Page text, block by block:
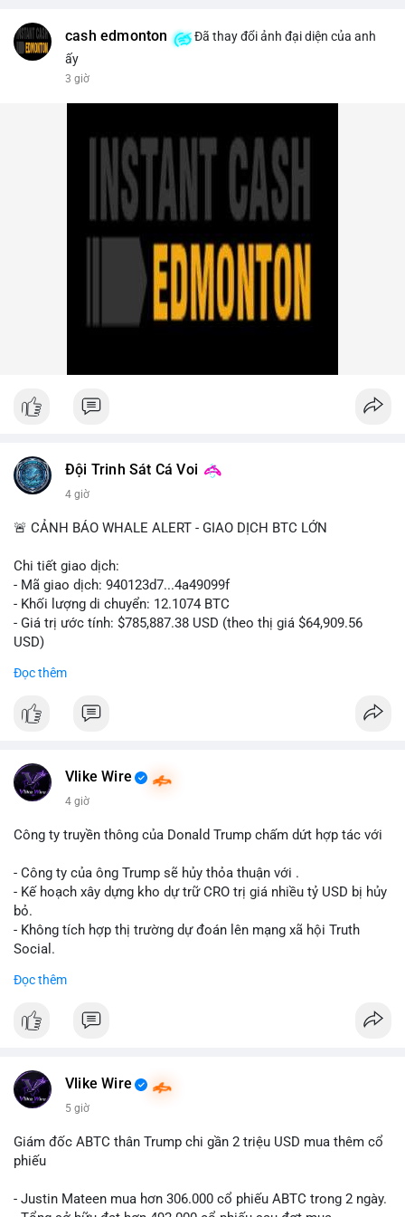
tháng. NEAR giảm 4,1% xuống 1,5910 USD, chịu áp lực bán
mạnh.
tượng. Trump Media hủy thỏa thuận kho dự trữ CRO trị giá
nhiều tỷ USD, khiến CRO giảm mạnh.
- Tổ chức & Công nghệ: Bybit khởi kiện Triều Tiên và Lazarus
Group vụ hack 1,5 tỷ USD, đã nhận lệnh đóng băng tài sản.
Circle mở rộng USDC lên OKX qua X Layer. BitGo IPO thành
công ở mức 18 USD/cổ phiếu, định giá 2 tỷ USD.
Nhà đầu tư nên theo dõi sát dòng tiền cá voi khi xuất hiện
nhiều giao dịch lớn (từ 4 BTC đến 210 BTC) trong ngày, ưu tiên
Xem chi tiết các bài viết đầy đủ tại dòng thời gian của Vlike.vn!
#ofacsanctions
cash edmonton
Đã thay đổi ảnh đại diện của anh
ấy
3 giờ
Đội Trinh Sát Cá Voi
4 giờ
🚨 CẢNH BÁO WHALE ALERT - GIAO DỊCH BTC LỚN
Chi tiết giao dịch:
- Mã giao dịch: 940123d7...4a49099f
- Khối lượng di chuyển: 12.1074 BTC
- Giá trị ước tính: $785,887.38 USD (theo thị giá $64,909.56
USD)
Khối lượng 12.1 BTC tương đương gần 786 nghìn USD được di
Động thái này có thể là bước chuẩn bị thanh khoản để bán ra,
hoặc tái phân bổ tài sản giữa các ví nóng nhằm tối ưu phí giao
thấy cá voi đang thăm dò thanh khoản thị trường trước khi có
Lời khuyên cho nhà đầu tư nhỏ lẻ: Theo dõi xác nhận giao dịch
và dòng tiền tiếp theo từ ví nguồn. Khối lượng này chưa đủ tạo
áp lực bán mạnh, nhưng nếu xuất hiện thêm 2-3 giao dịch
tương tự trong 24 giờ tới, khả năng cao là sóng điều chỉnh
ở vùng giá hiện tại.
#12dot1btc #786kusd
Đọc thêm
Vlike Wire
4 giờ
Công ty truyền thông của Donald Trump chấm dứt hợp tác với
- Công ty của ông Trump sẽ hủy thỏa thuận với .
- Kế hoạch xây dựng kho dự trữ CRO trị giá nhiều tỷ USD bị hủy
bỏ.
- Không tích hợp thị trường dự đoán lên mạng xã hội Truth
Social.
#binancesquare
$cro
📰 Nguồn: Cointelegraph
Đọc thêm
Vlike Wire
5 giờ
Giám đốc ABTC thân Trump chi gần 2 triệu USD mua thêm cổ
phiếu
- Justin Mateen mua hơn 306.000 cổ phiếu ABTC trong 2 ngày.